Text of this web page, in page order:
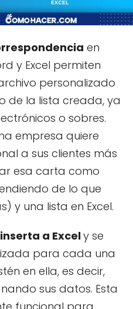
en
y Excel permiten
personalizado
de la lista creada, ya
o sobres.
empresa quiere
a sus clientes más
esa carta como
de lo que
y una lista en Excel.
a Excely se
para cada una
en ella, es decir,
sus datos. Esta